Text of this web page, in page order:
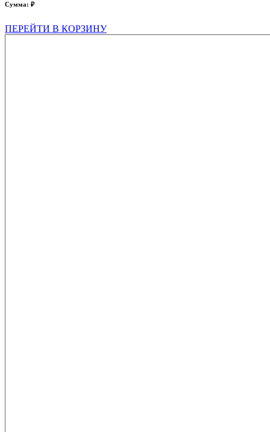
Сумма: ₽
ПЕРЕЙТИ В КОРЗИНУ